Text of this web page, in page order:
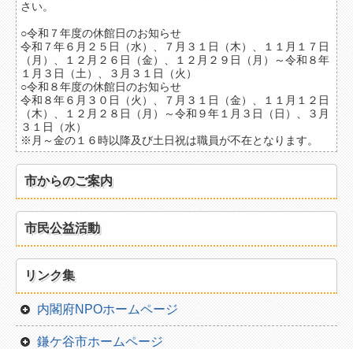
東部
西部
南部
北部
地域一覧
日付から
">今月
">翌月
">翌々月
種別から
さい。
○令和７年度の休館日のお知らせ
令和７年６月２５日（水）、７月３１日（木）、１１月１７日
（月）、１２月２６日（金）、１２月２９日（月）～令和８年
１月３日（土）、３月３１日（火）
○令和８年度の休館日のお知らせ
令和８年６月３０日（火）、７月３１日（金）、１１月１２日
（木）、１２月２８日（月）～令和９年１月３日（日）、３月
３１日（水）
※月～金の１６時以降及び土日祝は職員が不在となります。
市からのご案内
市民公益活動
リンク集
内閣府NPOホームページ
鎌ケ谷市ホームページ